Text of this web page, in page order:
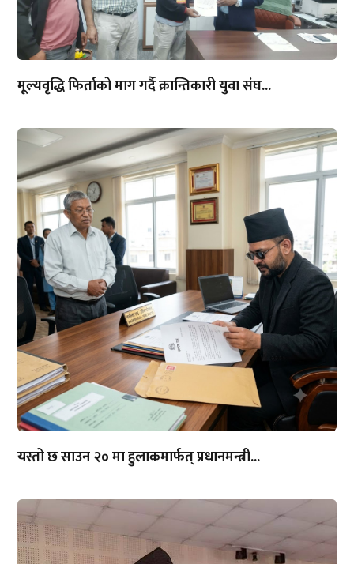
मूल्यवृद्धि फिर्ताको माग गर्दै क्रान्तिकारी युवा संघ...
यस्तो छ साउन २० मा हुलाकमार्फत् प्रधानमन्त्री...